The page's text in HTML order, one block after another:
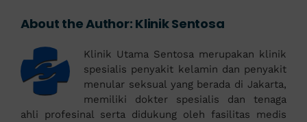
About the Author: Klinik Sentosa
Klinik Utama Sentosa merupakan klinik
spesialis penyakit kelamin dan penyakit
menular seksual yang berada di Jakarta,
memiliki dokter spesialis dan tenaga
ahli profesinal serta didukung oleh fasilitas medis